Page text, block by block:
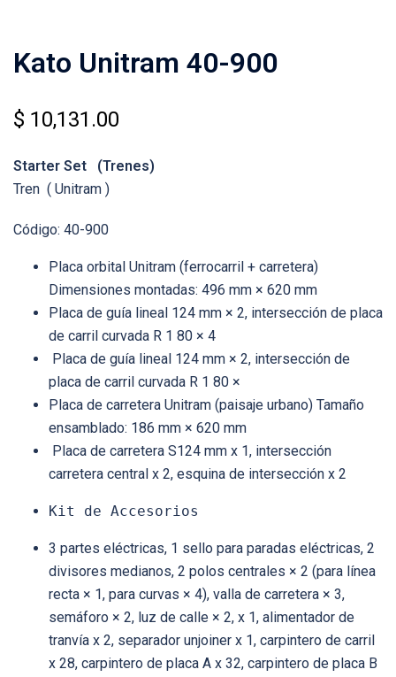
Kato Unitram 40-900
$ 10,131.00
Starter Set (Trenes)
Tren ( Unitram )
Código: 40-900
Placa orbital Unitram (ferrocarril + carretera)
Dimensiones montadas: 496 mm × 620 mm
Placa de guía lineal 124 mm × 2, intersección de placa
de carril curvada R 1 80 × 4
Placa de guía lineal 124 mm × 2, intersección de
placa de carril curvada R 1 80 ×
Placa de carretera Unitram (paisaje urbano) Tamaño
ensamblado: 186 mm × 620 mm
Placa de carretera S124 mm x 1, intersección
carretera central x 2, esquina de intersección x 2
Kit de Accesorios
3 partes eléctricas, 1 sello para paradas eléctricas, 2
divisores medianos, 2 polos centrales × 2 (para línea
recta × 1, para curvas × 4), valla de carretera × 3,
semáforo × 2, luz de calle × 2, x 1, alimentador de
tranvía x 2, separador unjoiner x 1, carpintero de carril
x 28, carpintero de placa A x 32, carpintero de placa B